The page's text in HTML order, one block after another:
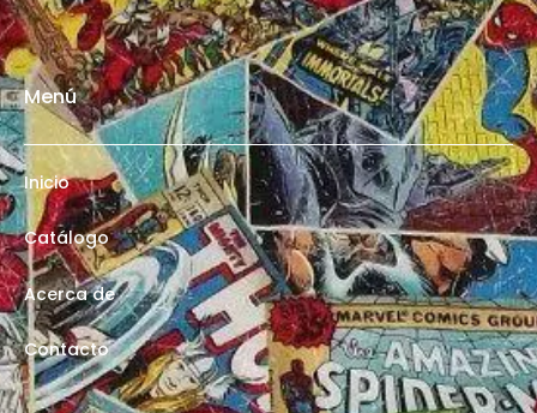
Menú
Inicio
Catálogo
Acerca de
Contacto